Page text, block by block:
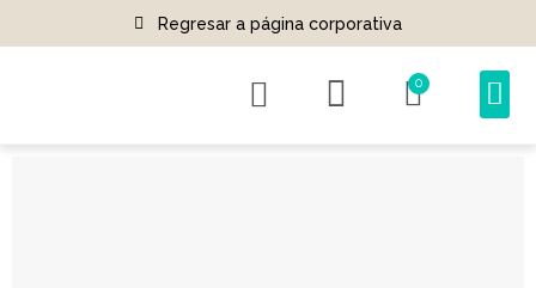
Regresar a página corporativa
0